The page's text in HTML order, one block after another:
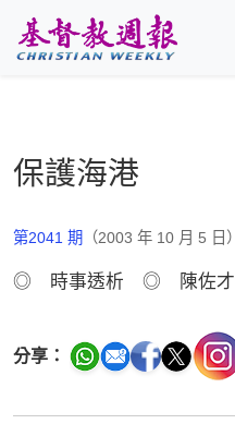
保護海港
第2041 期 （2003 年 10 月 5 日）
◎ 時事透析 ◎ 陳佐才
分享：